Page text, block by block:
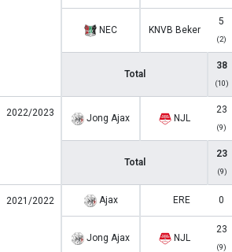
NEC KNVB Beker
5
(2)
Total
38
(10)
2022/2023 Jong Ajax NJL
23
(9)
Total
23
(9)
2021/2022 Ajax ERE 0
Jong Ajax NJL
23
(9)